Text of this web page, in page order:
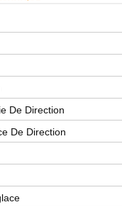
De Direction
De Direction